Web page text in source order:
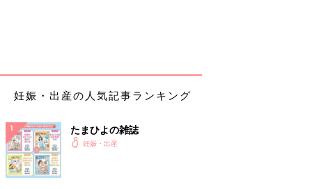
腰痛キツいですよね😭 私も数年前にギックリ腰をやってか
ら腰痛めてます💦💦 妊娠前は接骨院に週1で通っていたので
すが、妊娠初期はマッサージNGらしく、中期になって体調
てしまうみたいですが、中期は接骨院通いもOKみたいです
🙆‍♀️ みるくさんも腰痛改善されますように🙏
妊娠・出産の人気記事ランキング
たまひよの雑誌
妊娠・出産